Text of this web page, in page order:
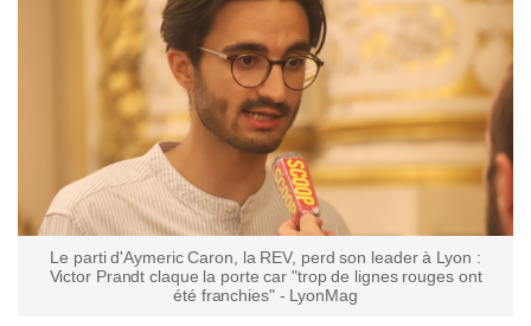
Le parti d'Aymeric Caron, la REV, perd son leader à Lyon :
Victor Prandt claque la porte car "trop de lignes rouges ont
été franchies" - LyonMag